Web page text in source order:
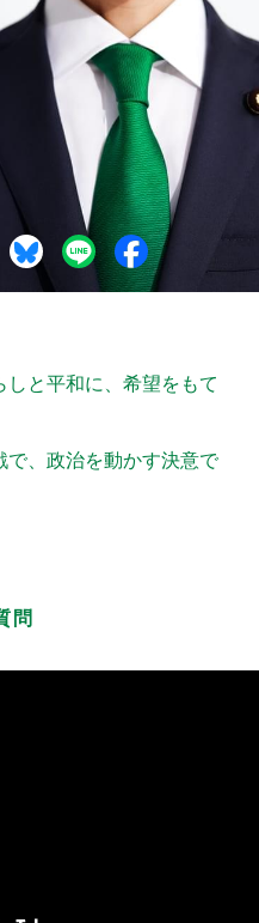
と平和に、希望をもて
で、政治を動かす決意で
問